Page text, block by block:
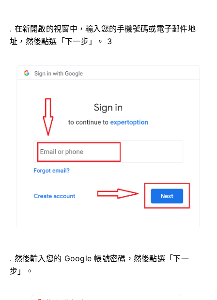
. 在新開啟的視窗中，輸入您的手機號碼或電子郵件地
址，然後點選「下一步」。 3
. 然後輸入您的 Google 帳號密碼，然後點選「下一
步」。